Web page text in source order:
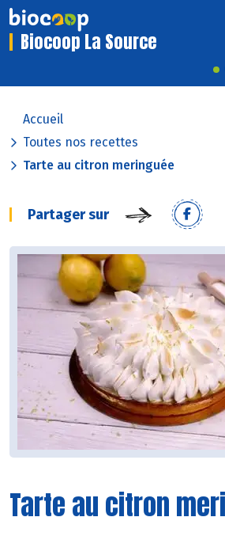
Biocoop La Source
Accueil
Toutes nos recettes
Tarte au citron meringuée
Partager sur
Tarte au citron